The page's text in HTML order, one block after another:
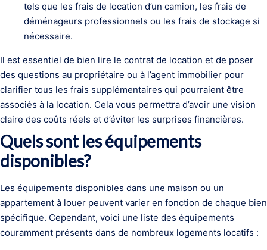
tels que les frais de location d’un camion, les frais de
déménageurs professionnels ou les frais de stockage si
nécessaire.
Il est essentiel de bien lire le contrat de location et de poser
des questions au propriétaire ou à l’agent immobilier pour
clarifier tous les frais supplémentaires qui pourraient être
associés à la location. Cela vous permettra d’avoir une vision
claire des coûts réels et d’éviter les surprises financières.
Quels sont les équipements
disponibles?
Les équipements disponibles dans une maison ou un
appartement à louer peuvent varier en fonction de chaque bien
spécifique. Cependant, voici une liste des équipements
couramment présents dans de nombreux logements locatifs :